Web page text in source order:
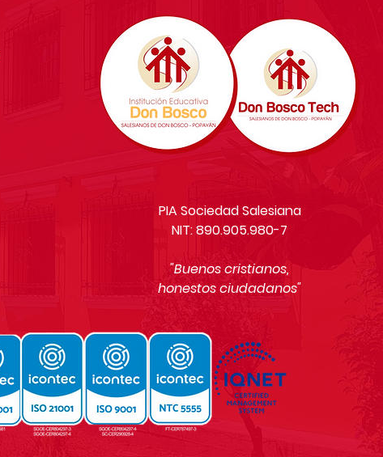
PIA Sociedad Salesiana
NIT: 890.905.980-7
"Buenos cristianos,
honestos ciudadanos"